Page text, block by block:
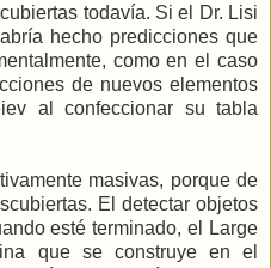
todavía. Si el Dr. Lisi
hecho predicciones que
como en el caso
de nuevos elementos
al confeccionar su tabla
masivas, porque de
El detectar objetos
esté terminado, el Large
que se construye en el